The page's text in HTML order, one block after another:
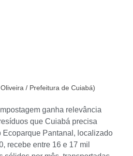
/ Prefeitura de Cuiabá)
ganha relevância
que Cuiabá precisa
Ecoparque Pantanal, localizado
recebe entre 16 e 17 mil